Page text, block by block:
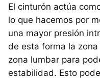
El cinturón actúa
lo que hacemos por
una mayor presión
de esta forma la
zona lumbar para
estabilidad. Esto